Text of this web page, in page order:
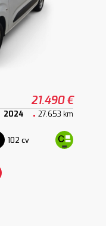
21.490 €
2024 27.653 km
102 cv